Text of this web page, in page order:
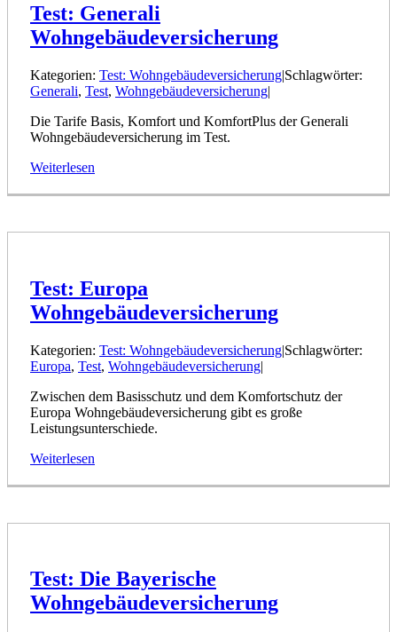
Test: Generali
Wohngebäudeversicherung
Kategorien: Test: Wohngebäudeversicherung|Schlagwörter:
Generali, Test, Wohngebäudeversicherung|
Die Tarife Basis, Komfort und KomfortPlus der Generali
Wohngebäudeversicherung im Test.
Weiterlesen
Test: Europa
Wohngebäudeversicherung
Kategorien: Test: Wohngebäudeversicherung|Schlagwörter:
Europa, Test, Wohngebäudeversicherung|
Zwischen dem Basisschutz und dem Komfortschutz der
Europa Wohngebäudeversicherung gibt es große
Leistungsunterschiede.
Weiterlesen
Test: Die Bayerische
Wohngebäudeversicherung